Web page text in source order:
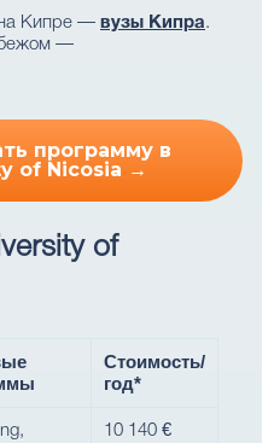
Кипре — вузы Кипра.
—
программу в
of Nicosia →
of
Стоимость/
год*
10 140 €